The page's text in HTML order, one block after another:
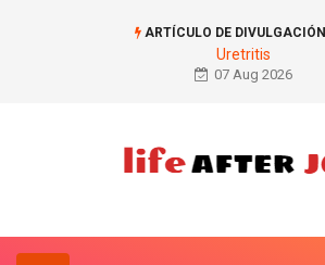
ARTÍCULO DE DIVULGACIÓN
Uretritis
07 Aug 2026